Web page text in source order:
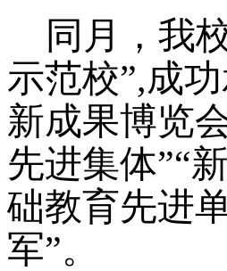
同月，我
示范校”,成
新成果博览
先进集体”“
础教育先进
军”。